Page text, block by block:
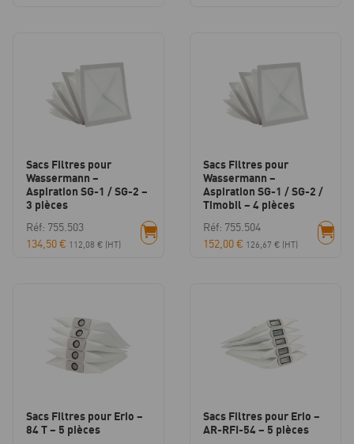
Sacs Filtres pour
Wassermann –
Aspiration SG-1 / SG-2 –
3 pièces
Réf: 755.503
134,50€ 112,08 € (HT)
Sacs Filtres pour
Wassermann –
Aspiration SG-1 / SG-2 /
Timobil – 4 pièces
Réf: 755.504
152,00€ 126,67 € (HT)
Sacs Filtres pour Erio –
84 T – 5 pièces
Sacs Filtres pour Erio –
AR-RFI-54 – 5 pièces